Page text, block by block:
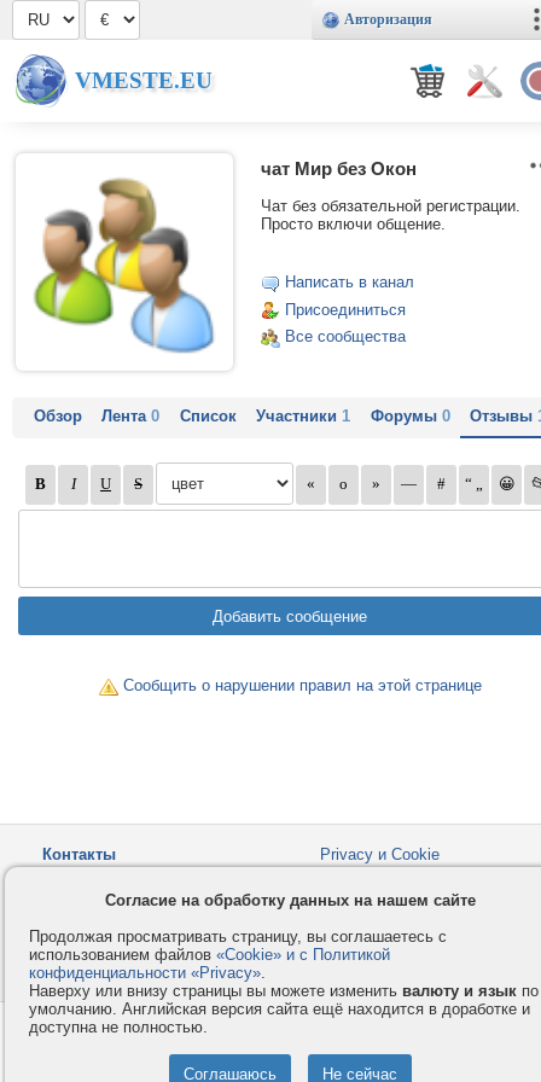
Авторизация
VMESTE.EU
чат Мир без Окон
Чат без обязательной регистрации.
Просто включи общение.
Написать в канал
Присоединиться
Все сообщества
Обзор Лента0 Список Участники1 Форумы 0 Отзывы
Сообщить о нарушении правил на этой странице
Контакты
Privacy и Cookie
Как оплатить
Форумы
© 2008-2026VMESTE.EU
Согласие на обработку данных на нашем сайте
Продолжая просматривать страницу, вы соглашаетесь с
использованием файлов «Cookie» и с Политикой
конфиденциальности «Privacy».
Наверху или внизу страницы вы можете изменить валюту и язык по
умолчанию. Английская версия сайта ещё находится в доработке и
доступна не полностью.